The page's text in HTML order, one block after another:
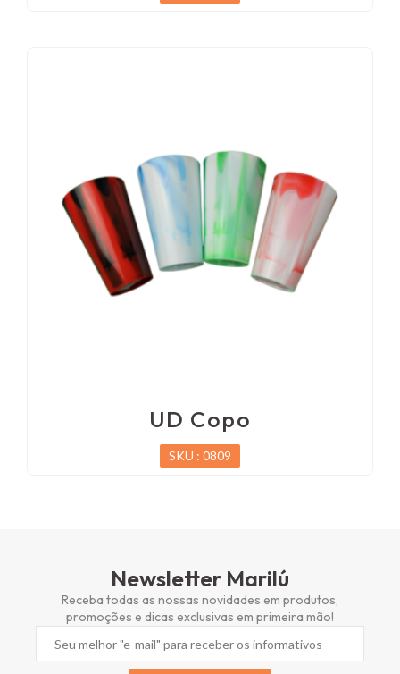
UD Copo
SKU : 0809
Newsletter Marilú
Receba todas as nossas novidades em produtos,
promoções e dicas exclusivas em primeira mão!